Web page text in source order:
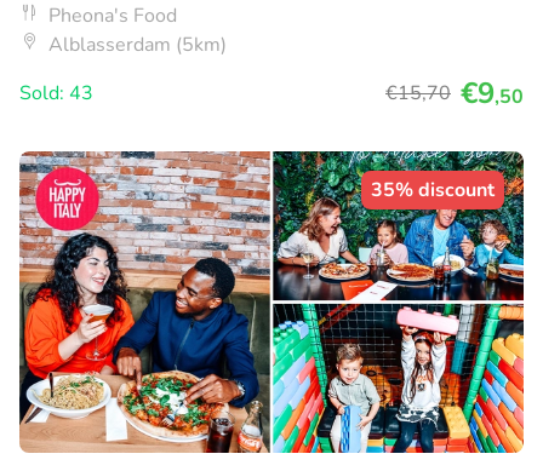
Pheona's Food
Alblasserdam (5km)
Sold: 43
€15,70 €9,50
35% discount